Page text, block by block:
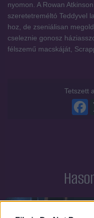
nyomon. A Rowan
szeretetreméltó Teddyvel
hoz, de zseniálisan
cseleznie gonosz
félszemű macskáját,
Tetszett